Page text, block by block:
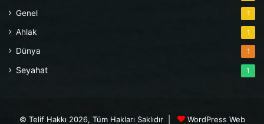
Genel 1
Ahlak 1
Dünya 1
Seyahat 1
© Telif Hakkı 2026, Tüm Hakları Saklıdır | WordPress Web